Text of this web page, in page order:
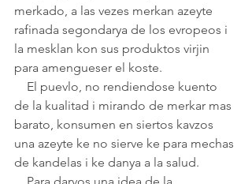
merkado, a las vezes merkan azeyte
rafinada segondarya de los evropeos i
la mesklan kon sus produktos virjin
para amengueser el koste.
de la kualitad i mirando de merkar mas
barato, konsumen en siertos kavzos
una azeyte ke no sierve ke para mechas
de kandelas i ke danya a la salud.